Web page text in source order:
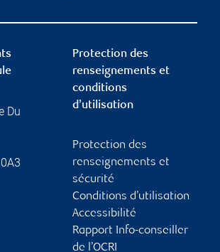
Du
Protection des
renseignements et
conditions
d’utilisation
Protection des
renseignements et
sécurité
Conditions d’utilisation
Accessibilité
Rapport Info-conseiller
de l’OCRI